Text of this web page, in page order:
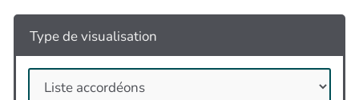
Type de visualisation